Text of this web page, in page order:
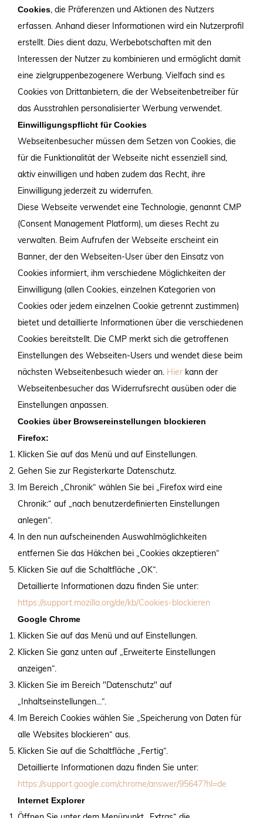
Cookies, die Präferenzen und Aktionen des Nutzers
erfassen. Anhand dieser Informationen wird ein Nutzerprofil
erstellt. Dies dient dazu, Werbebotschaften mit den
Interessen der Nutzer zu kombinieren und ermöglicht damit
eine zielgruppenbezogenere Werbung. Vielfach sind es
Cookies von Drittanbietern, die der Webseitenbetreiber für
das Ausstrahlen personalisierter Werbung verwendet.
Einwilligungspflicht für Cookies
Webseitenbesucher müssen dem Setzen von Cookies, die
für die Funktionalität der Webseite nicht essenziell sind,
aktiv einwilligen und haben zudem das Recht, ihre
Einwilligung jederzeit zu widerrufen.
Diese Webseite verwendet eine Technologie, genannt CMP
(Consent Management Platform), um dieses Recht zu
verwalten. Beim Aufrufen der Webseite erscheint ein
Banner, der den Webseiten-User über den Einsatz von
Cookies informiert, ihm verschiedene Möglichkeiten der
Einwilligung (allen Cookies, einzelnen Kategorien von
Cookies oder jedem einzelnen Cookie getrennt zustimmen)
bietet und detaillierte Informationen über die verschiedenen
Cookies bereitstellt. Die CMP merkt sich die getroffenen
Einstellungen des Webseiten-Users und wendet diese beim
nächsten Webseitenbesuch wieder an. Hier kann der
Webseitenbesucher das Widerrufsrecht ausüben oder die
Einstellungen anpassen.
Cookies über Browsereinstellungen blockieren
Firefox:
Klicken Sie auf das Menü und auf Einstellungen.
Gehen Sie zur Registerkarte Datenschutz.
Im Bereich „Chronik“ wählen Sie bei „Firefox wird eine
Chronik:“ auf „nach benutzerdefinierten Einstellungen
anlegen“.
In den nun aufscheinenden Auswahlmöglichkeiten
entfernen Sie das Häkchen bei „Cookies akzeptieren“
Klicken Sie auf die Schaltfläche „OK“.
Detaillierte Informationen dazu finden Sie unter:
https://support.mozilla.org/de/kb/Cookies-blockieren
Google Chrome
Klicken Sie auf das Menü und auf Einstellungen.
Klicken Sie ganz unten auf „Erweiterte Einstellungen
anzeigen“.
Klicken Sie im Bereich "Datenschutz" auf
„Inhaltseinstellungen…“.
Im Bereich Cookies wählen Sie „Speicherung von Daten für
alle Websites blockieren“ aus.
Klicken Sie auf die Schaltfläche „Fertig“.
Detaillierte Informationen dazu finden Sie unter:
https://support.google.com/chrome/answer/95647?hl=de
Internet Explorer